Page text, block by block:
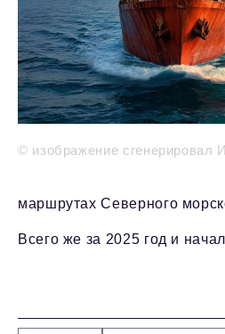
© изображение сгенерировал
маршрутах Северного
Всего же за 2025 год и